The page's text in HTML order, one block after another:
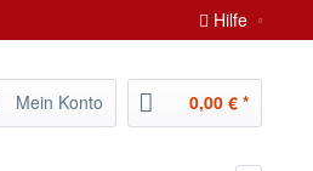
Hilfe
Mein Konto 0,00 € *